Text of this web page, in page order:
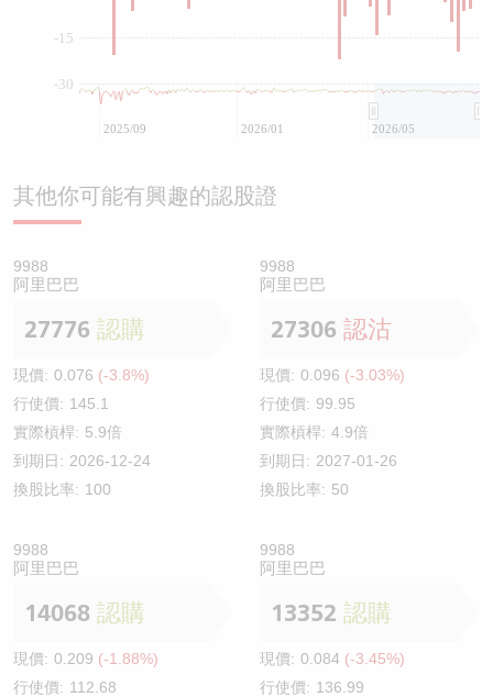
-30
-15
2025/09 2026/01 2026/05
其他你可能有興趣的認股證
9988
阿里巴巴
27776 認購
現價: 0.076 (-3.8%)
行使價: 145.1
實際槓桿: 5.9倍
到期日: 2026-12-24
換股比率: 100
9988
阿里巴巴
27306 認沽
現價: 0.096 (-3.03%)
行使價: 99.95
實際槓桿: 4.9倍
到期日: 2027-01-26
換股比率: 50
9988
阿里巴巴
14068 認購
現價: 0.209 (-1.88%)
行使價: 112.68
9988
阿里巴巴
13352 認購
現價: 0.084 (-3.45%)
行使價: 136.99